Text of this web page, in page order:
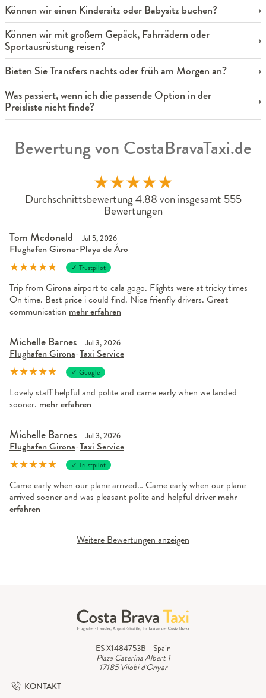
Können wir einen Kindersitz oder Babysitz buchen?
Können wir mit großem Gepäck, Fahrrädern oder
Sportausrüstung reisen?
Bieten Sie Transfers nachts oder früh am Morgen an?
Was passiert, wenn ich die passende Option in der
Preisliste nicht finde?
Bewertung von CostaBravaTaxi.de
★★★★★
Durchschnittsbewertung 4.88 von insgesamt 555
Bewertungen
Tom Mcdonald Jul 5, 2026
Flughafen Girona-Playa de Áro
★★★★★ ✓ Trustpilot
Trip from Girona airport to cala gogo. Flights were at tricky times
On time. Best price i could find. Nice frienfly drivers. Great
communication mehr erfahren
Michelle Barnes Jul 3, 2026
Flughafen Girona-Taxi Service
★★★★★ ✓ Google
Lovely staff helpful and polite and came early when we landed
sooner. mehr erfahren
Michelle Barnes Jul 3, 2026
Flughafen Girona-Taxi Service
★★★★★ ✓ Trustpilot
Came early when our plane arrived… Came early when our plane
arrived sooner and was pleasant polite and helpful driver mehr
erfahren
Weitere Bewertungen anzeigen
ES X1484753B - Spain
Plaza Caterina Albert 1
17185 Vilobi d'Onyar
KONTAKT